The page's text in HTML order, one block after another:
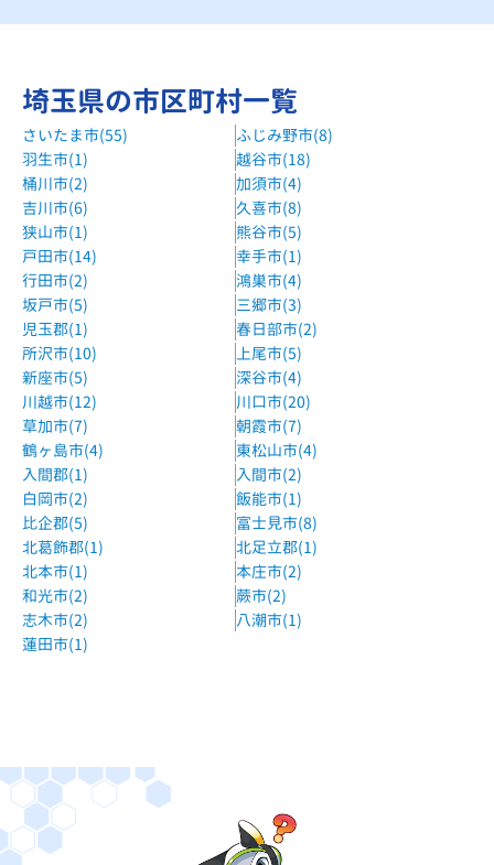
南越谷駅から徒歩約13分
東武せんげん台駅下車徒歩2分
自立学習RED北越谷教室
東武伊勢崎線 北越谷駅 徒歩15分
湘南ゼミナール越谷レイクタウン校
JR武蔵野線『越谷レイクタウン駅』徒歩1分
個別指導WAM新越谷校
「サイクルベースあさひ」さまのとなりです
すまいるサムアップ
越谷駅徒歩15分
Gripキッズ越谷校
東部スカイツリーライン越谷駅徒歩10分
伸学院個別指導アップル越谷弥十郎校
ケーズデンキより歩いて3分
ナカジュク越谷教室
南越谷駅（新越谷駅）からバスで10分
森塾北越谷校
東武北越谷駅下車徒歩1分
スマート学習塾 スタディ a Go!Go!越谷・東大沢教
北越谷駅東口から徒歩12分
埼玉県の市区町村一覧
さいたま市(55)
ふじみ野市(8)
羽生市(1)
越谷市(18)
桶川市(2)
加須市(4)
吉川市(6)
久喜市(8)
狭山市(1)
熊谷市(5)
戸田市(14)
幸手市(1)
行田市(2)
鴻巣市(4)
坂戸市(5)
三郷市(3)
児玉郡(1)
春日部市(2)
所沢市(10)
上尾市(5)
新座市(5)
深谷市(4)
川越市(12)
川口市(20)
草加市(7)
朝霞市(7)
鶴ヶ島市(4)
東松山市(4)
入間郡(1)
入間市(2)
白岡市(2)
飯能市(1)
比企郡(5)
富士見市(8)
北葛飾郡(1)
北足立郡(1)
北本市(1)
本庄市(2)
和光市(2)
蕨市(2)
志木市(2)
八潮市(1)
蓮田市(1)